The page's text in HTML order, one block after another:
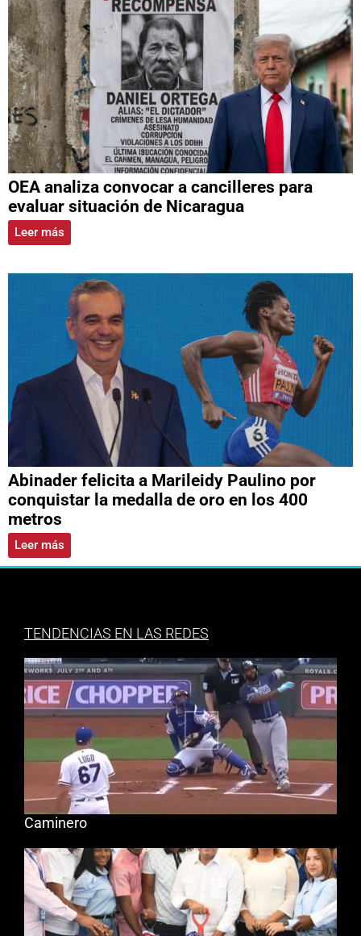
OEA analiza convocar a cancilleres para
evaluar situación de Nicaragua
Leer más
Abinader felicita a Marileidy Paulino por
conquistar la medalla de oro en los 400
metros
Leer más
TENDENCIAS EN LAS REDES
Caminero